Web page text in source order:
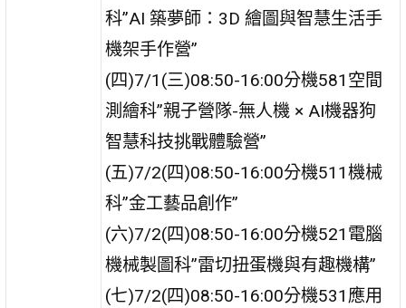
科”AI 築夢師：3D 繪圖與智慧生活手
機架手作營”
(四)7/1(三)08:50-16:00分機581空間
測繪科”親子營隊-無人機 × AI機器狗
智慧科技挑戰體驗營”
(五)7/2(四)08:50-16:00分機511機械
科”金工藝品創作”
(六)7/2(四)08:50-16:00分機521電腦
機械製圖科”雷切扭蛋機與有趣機構”
(七)7/2(四)08:50-16:00分機531應用